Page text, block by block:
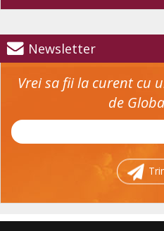
Newsletter
Vrei sa fii la curent cu
de